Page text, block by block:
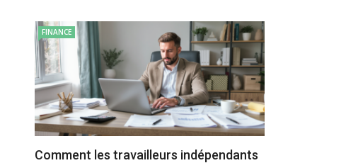
FINANCE
Comment les travailleurs indépendants